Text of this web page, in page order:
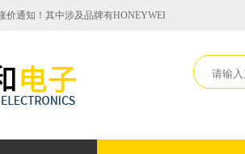
10的型号说明
高压开关在中国唯一授权代理！常备库存